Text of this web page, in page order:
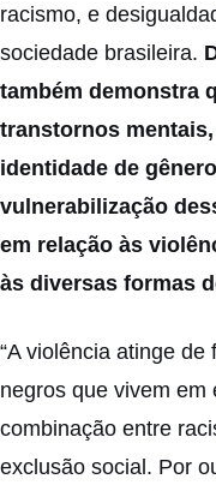
racismo, e
sociedade brasileira.
também demonstra
transtornos
identidade de
vulnerabilização
em relação às
às diversas formas
“A violência atinge
negros que vivem em
combinação entre
exclusão social. Por